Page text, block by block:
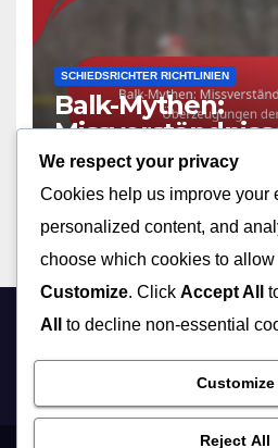
SCHIEDSRICHTER RICHTLINIEN
Balk-Mythen:
Überzeugungen
05/02/2026 NOLAN
We respect your privacy
Cookies help us improve your
personalized content, and
choose which cookies to
Customize. Click Accept All
All
to decline non-essential
Customize
Reject All